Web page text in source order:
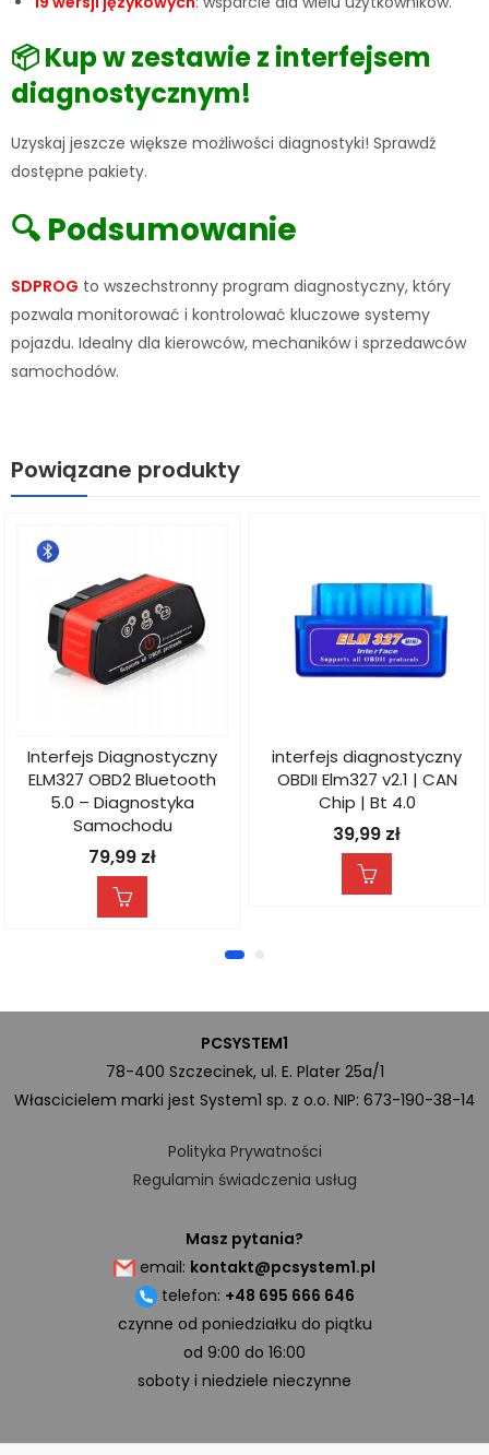
📦 Kup w zestawie z interfejsem
diagnostycznym!
Uzyskaj jeszcze większe możliwości diagnostyki! Sprawdź
dostępne pakiety.
🔍 Podsumowanie
SDPROG to wszechstronny program diagnostyczny, który
pozwala monitorować i kontrolować kluczowe systemy
pojazdu. Idealny dla kierowców, mechaników i sprzedawców
samochodów.
Powiązane produkty
Interfejs Diagnostyczny
ELM327 OBD2 Bluetooth
5.0 – Diagnostyka
Samochodu
79,99 zł
interfejs diagnostyczny
OBDII Elm327 v2.1 | CAN
Chip | Bt 4.0
39,99 zł
PCSYSTEM1
78-400 Szczecinek, ul. E. Plater 25a/1
Włascicielem marki jest System1 sp. z o.o. NIP: 673-190-38-14
Polityka Prywatności
Regulamin świadczenia usług
Masz pytania?
email: kontakt@pcsystem1.pl
telefon: +48 695 666 646
czynne od poniedziałku do piątku
od 9:00 do 16:00
soboty i niedziele nieczynne